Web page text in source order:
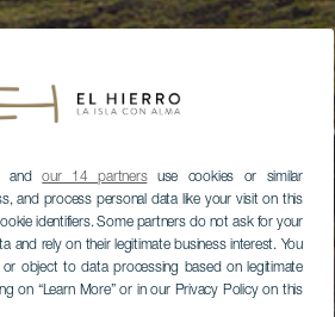
andour 14 partnersuse cookies or similar
and process personal data like your visit on this
identifiers. Some partners do not ask for your
and rely on their legitimate business interest. You
object to data processing based on legitimate
on “Learn More” or in our Privacy Policy on this